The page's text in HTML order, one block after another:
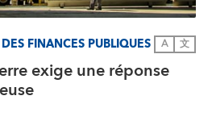
FINANCES PUBLIQUES A 文
exige une réponse